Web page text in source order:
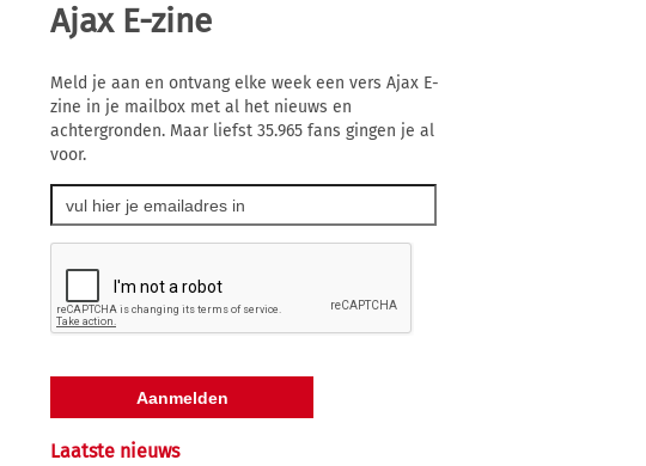
Ajax E-zine
Meld je aan en ontvang elke week een vers Ajax E-
zine in je mailbox met al het nieuws en
achtergronden. Maar liefst 35.965 fans gingen je al
voor.
Laatste nieuws